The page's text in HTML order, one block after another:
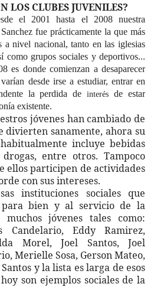
LOS CLUBES JUVENILES?
el 2001 hasta el 2008 nuestra
fue prácticamente la que más
a nivel nacional, tanto en las iglesias
como grupos sociales y deportivos...
es donde comienzan a desaparecer
desde irse a estudiar, entrar en
la perdida deinterés de estar
existente.
jóvenes han cambiado de
divierten sanamente, ahora su
incluye bebidas
drogas, entre otros. Tampoco
ellos participen de actividades
con sus intereses.
instituciones sociales que
bien y al servicio de la
jóvenes tales como:
Candelario, Eddy Ramirez,
Morel, Joel Santos, Joel
Merielle Sosa, Gerson Mateo,
y la lista es larga de esos
son ejemplos sociales de la